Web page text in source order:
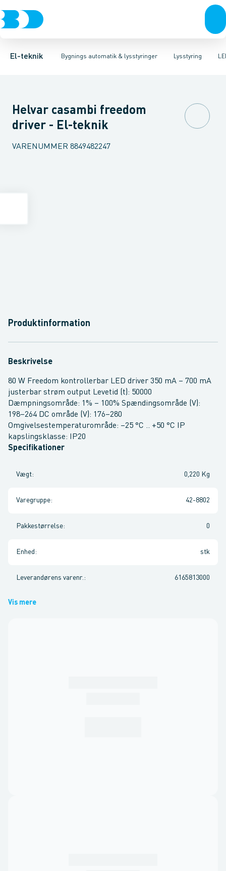
El-teknik Bygnings automatik & lysstyringer
Afbrydere, stikkontakter & lampeudtagForgreningsmateriel
Lysstyring
Lysstyring
Forkobling LysstyringskomponentLED-styring Glimtænder
Helvar casambi freedom
driver - El-teknik
VARENUMMER 8849482247
Produktinformation
Beskrivelse
80 W Freedom kontrollerbar LED driver 350 mA – 700 mA
justerbar strøm output Levetid (t): 50000
Dæmpningsområde: 1% – 100% Spændingsområde (V):
198–264 DC område (V): 176–280
Omgivelsestemperaturområde: –25 °C .. +50 °C IP
kapslingsklasse: IP20
Specifikationer
Vægt: 0,220 Kg
Varegruppe: 42-8802
Pakkestørrelse: 0
Enhed : stk
Leverandørens varenr. : 6165813000
Vis mere